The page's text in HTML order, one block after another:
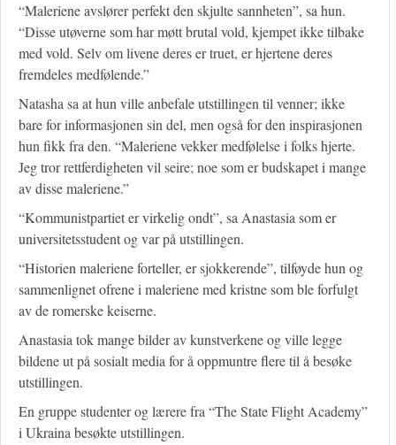
“Maleriene avslører perfekt den skjulte sannheten”, sa hun.
“Disse utøverne som har møtt brutal vold, kjempet ikke tilbake
med vold. Selv om livene deres er truet, er hjertene deres
fremdeles medfølende.”
Natasha sa at hun ville anbefale utstillingen til venner; ikke
bare for informasjonen sin del, men også for den inspirasjonen
hun fikk fra den. “Maleriene vekker medfølelse i folks hjerte.
Jeg tror rettferdigheten vil seire; noe som er budskapet i mange
av disse maleriene.”
“Kommunistpartiet er virkelig ondt”, sa Anastasia som er
universitetsstudent og var på utstillingen.
“Historien maleriene forteller, er sjokkerende”, tilføyde hun og
sammenlignet ofrene i maleriene med kristne som ble forfulgt
av de romerske keiserne.
Anastasia tok mange bilder av kunstverkene og ville legge
bildene ut på sosialt media for å oppmuntre flere til å besøke
utstillingen.
En gruppe studenter og lærere fra “The State Flight Academy”
i Ukraina besøkte utstillingen.